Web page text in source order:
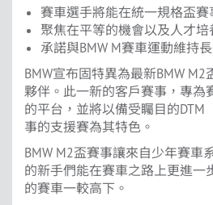
賽車選手將能在統一規格盃
聚焦在平等的機會以及人才培
承諾與BMW M賽車運動維持
BMW宣布固特異為最新BMW
夥伴。此一新的客戶賽事，專為
的平台，並將以備受矚目的DTM
事的支援賽為其特色。
BMW M2盃賽事讓來自少年賽車
的新手們能在賽車之路上更進一
的賽車一較高下。